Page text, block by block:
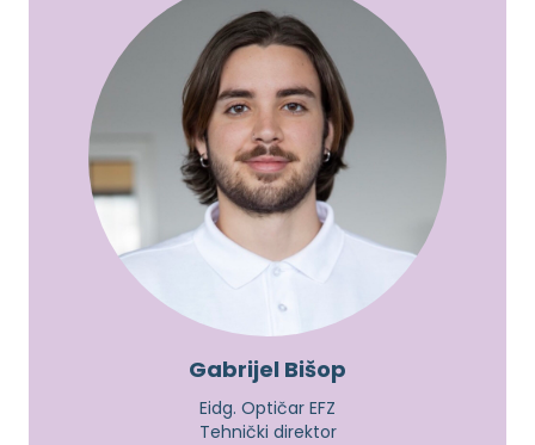
Gabrijel Bišop
Eidg. Optičar EFZ
Tehnički direktor